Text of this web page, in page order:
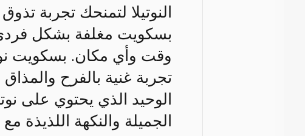
بسكويت مغلفة بشكل
وقت وأي مكان. بسكويت
تجربة غنية بالفرح
الوحيد الذي يحتوي على
الجميلة والنكهة اللذيذة مع